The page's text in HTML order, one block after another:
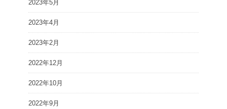
2023年5月
2023年4月
2023年2月
2022年12月
2022年10月
2022年9月